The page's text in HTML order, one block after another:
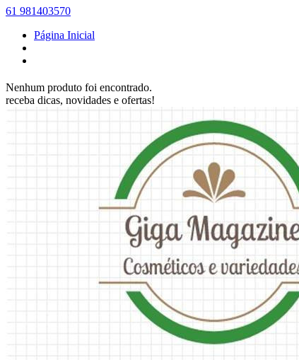
61 981403570
Página Inicial
Nenhum produto foi encontrado.
receba dicas, novidades e ofertas!